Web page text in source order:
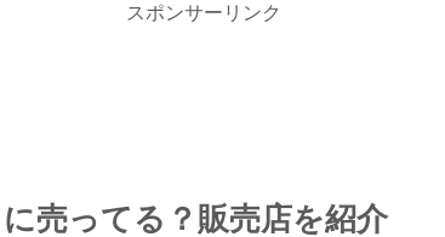
スポンサーリンク
売ってる？販売店を紹介